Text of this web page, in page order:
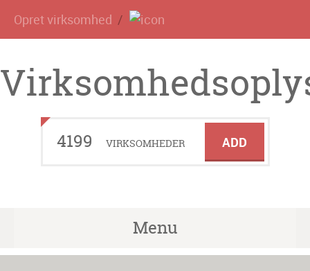
Opret virksomhed
4199 VIRKSOMHEDER ADD
Menu